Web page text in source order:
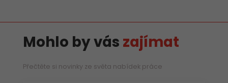
Mohlo by vás zajímat
Přečtěte si novinky ze světa nabídek práce